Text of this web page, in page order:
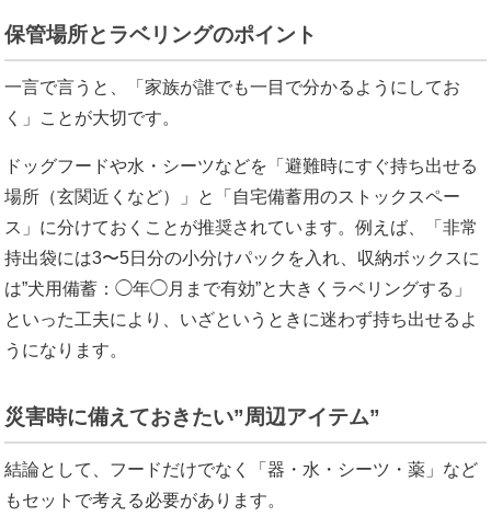
保管場所とラベリングのポイント
一言で言うと、「家族が誰でも一目で分かるようにしてお
く」ことが大切です。
ドッグフードや水・シーツなどを「避難時にすぐ持ち出せる
場所（玄関近くなど）」と「自宅備蓄用のストックスペー
ス」に分けておくことが推奨されています。例えば、「非常
持出袋には3〜5日分の小分けパックを入れ、収納ボックスに
は”犬用備蓄：◯年◯月まで有効”と大きくラベリングする」
といった工夫により、いざというときに迷わず持ち出せるよ
うになります。
災害時に備えておきたい”周辺アイテム”
結論として、フードだけでなく「器・水・シーツ・薬」など
もセットで考える必要があります。